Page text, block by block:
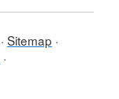
Sitemap